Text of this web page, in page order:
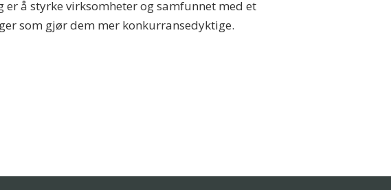
å styrke virksomheter og samfunnet med et
som gjør dem mer konkurransedyktige.